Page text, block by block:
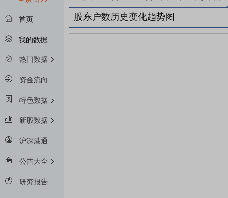
首页
我的数据
热门数据
资金流向
特色数据
新股数据
沪深港通
公告大全
研究报告
股东户数历史变化趋势图